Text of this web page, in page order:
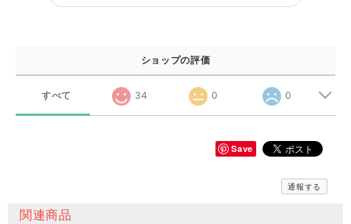
ショップの評価
すべて 34 0 0
Save
通報する
関連商品